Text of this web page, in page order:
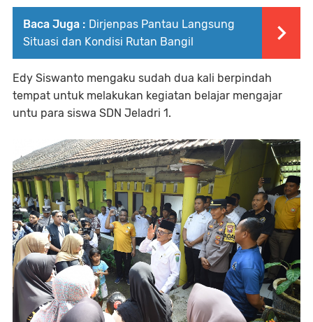
Baca Juga : Dirjenpas Pantau Langsung
Situasi dan Kondisi Rutan Bangil
Edy Siswanto mengaku sudah dua kali berpindah
tempat untuk melakukan kegiatan belajar mengajar
untu para siswa SDN Jeladri 1.